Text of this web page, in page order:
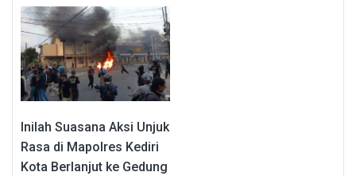
Inilah Suasana Aksi Unjuk
Rasa di Mapolres Kediri
Kota Berlanjut ke Gedung